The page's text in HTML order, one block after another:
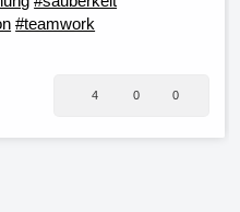
#teamwork
4 0 0